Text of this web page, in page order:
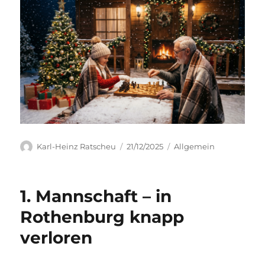
Autor
Karl-Heinz Ratscheu
Veröffentlicht
21/12/2025 Kategorien
Allgemein
1. Mannschaft – in
Rothenburg knapp
verloren